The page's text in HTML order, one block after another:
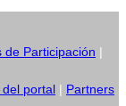
de Participación |
del portal | Partners